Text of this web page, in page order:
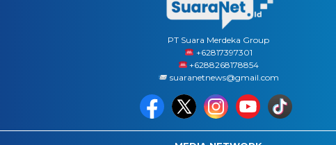
PT Suara Merdeka Group
‪+62817397301
+6288268178854
suaranetnews@gmail.com